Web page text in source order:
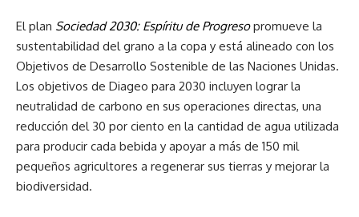
El plan Sociedad 2030: Espíritu de Progresopromueve la
sustentabilidad del grano a la copa y está alineado con los
Objetivos de Desarrollo Sostenible de las Naciones Unidas.
Los objetivos de Diageo para 2030 incluyen lograr la
neutralidad de carbono en sus operaciones directas, una
reducción del 30 por ciento en la cantidad de agua utilizada
para producir cada bebida y apoyar a más de 150 mil
pequeños agricultores a regenerar sus tierras y mejorar la
biodiversidad.